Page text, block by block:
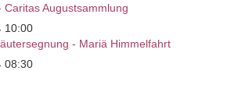
Augustsammlung
10:00
- Mariä Himmelfahrt
08:30